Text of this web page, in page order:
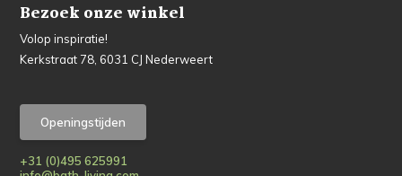
Bezoek onze winkel
Volop inspiratie!
Kerkstraat 78, 6031 CJ Nederweert
Openingstijden
+31 (0)495 625991